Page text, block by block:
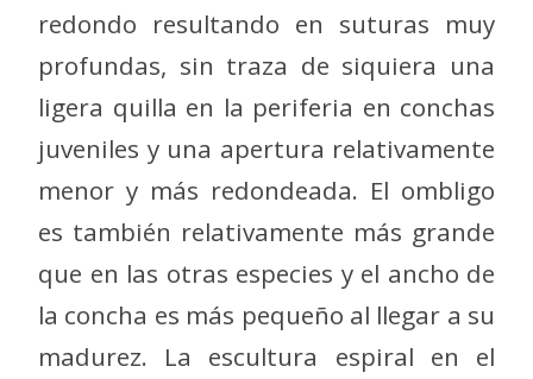
redondo resultando en suturas muy
profundas, sin traza de siquiera una
ligera quilla en la periferia en conchas
juveniles y una apertura relativamente
menor y más redondeada. El ombligo
es también relativamente más grande
que en las otras especies y el ancho de
la concha es más pequeño al llegar a su
madurez. La escultura espiral en el